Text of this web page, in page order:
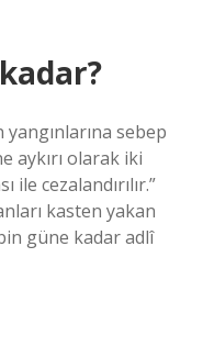
yangınlarına sebep
aykırı olarak iki
ile cezalandırılır.”
kasten yakan
güne kadar adlî